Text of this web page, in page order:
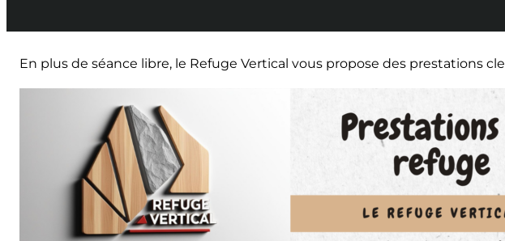
En plus de séance libre, le Refuge Vertical vous propose des prestations